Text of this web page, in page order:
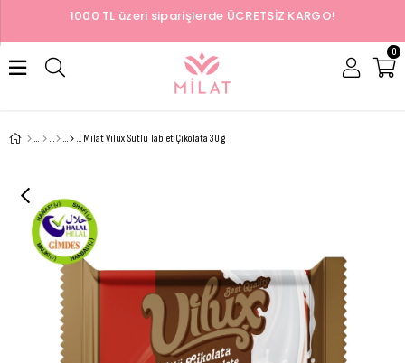
1000 TL üzeri siparişlerde ÜCRETSİZ KARGO!
0
Milat Vilux Sütlü Tablet Çikolata 30 g